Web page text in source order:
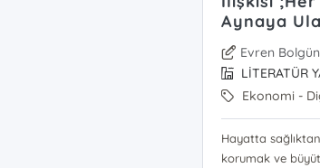
Aynaya
Evren Bolgün
LİTERATÜR
Ekonomi -
Hayatta
korumak ve